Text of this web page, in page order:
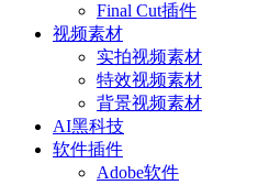
Final Cut插件
视频素材
实拍视频素材
特效视频素材
背景视频素材
AI黑科技
软件插件
Adobe软件